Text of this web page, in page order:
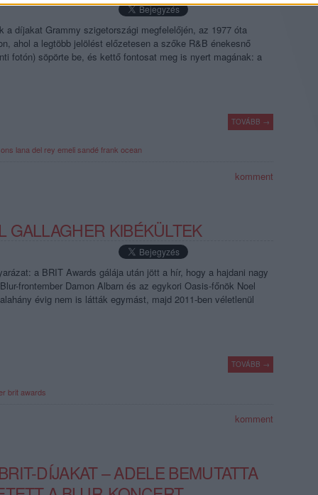
a díjakat Grammy szigetországi megfelelőjén, az 1977 óta
ahol a legtöbb jelölést előzetesen a szőke R&B énekesnő
fotón) söpörte be, és kettő fontosat meg is nyert magának: a
TOVÁBB →
lana del rey emeli sandéfrank ocean
komment
GALLAGHER KIBÉKÜLTEK
a BRIT Awards gálája után jött a hír, hogy a hajdani nagy
frontember Damon Albarn és az egykori Oasis-főnök Noel
évig nem is látták egymást, majd 2011-ben véletlenül
TOVÁBB →
brit awards
komment
DÍJAKAT – ADELE BEMUTATTA